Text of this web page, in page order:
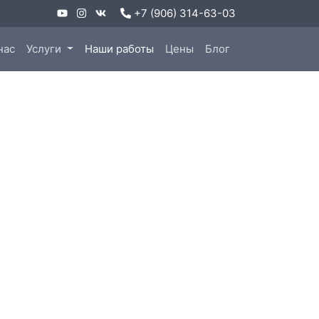
+7 (906) 314-63-03
Услуги Наши работы Цены Блог